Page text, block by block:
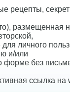
рецепты,
размещенная
личного
и/или
форме без
ссылка на